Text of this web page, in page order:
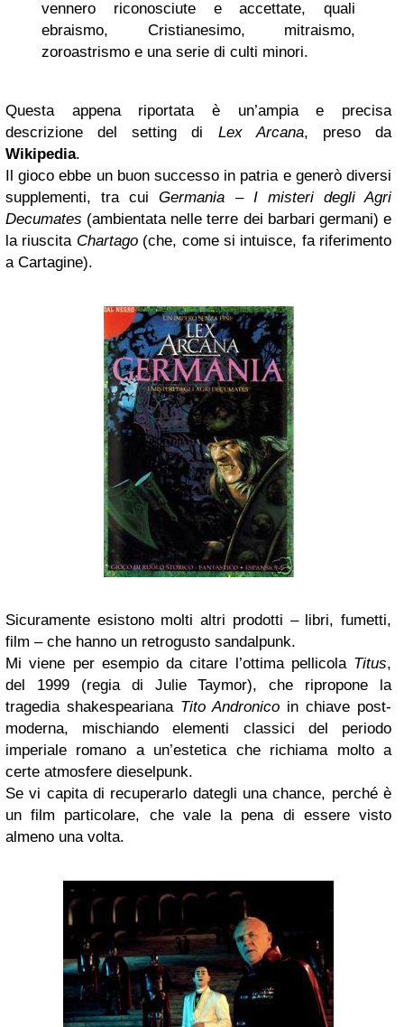
vennero riconosciute e accettate, quali
ebraismo, Cristianesimo, mitraismo,
zoroastrismo e una serie di culti minori.
Questa appena riportata è un’ampia e precisa
descrizione del setting di Lex Arcana, preso da
Wikipedia.
Il gioco ebbe un buon successo in patria e generò diversi
supplementi, tra cuiGermania – I misteri degli Agri
Decumates (ambientata nelle terre dei barbari germani) e
la riuscita Chartago(che, come si intuisce, fa riferimento
a Cartagine).
Sicuramente esistono molti altri prodotti – libri, fumetti,
film – che hanno un retrogusto sandalpunk.
Mi viene per esempio da citare l’ottima pellicola Titus,
del 1999 (regia di Julie Taymor), che ripropone la
tragedia shakespeariana Tito Andronico in chiave post-
moderna, mischiando elementi classici del periodo
imperiale romano a un’estetica che richiama molto a
certe atmosfere dieselpunk.
Se vi capita di recuperarlo dategli una chance, perché è
un film particolare, che vale la pena di essere visto
almeno una volta.